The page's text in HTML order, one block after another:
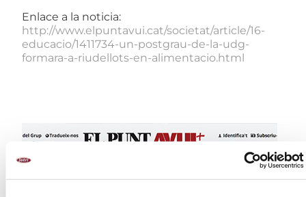
Enlace a la noticia:
http://www.elpuntavui.cat/societat/article/16-
educacio/1411734-un-postgrau-de-la-udg-
formara-a-riudellots-en-alimentacio.html